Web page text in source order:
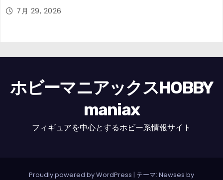
7月 29, 2026
ホビーマニアックスHOBBY
maniax
フィギュアを中心とするホビー系情報サイト
Proudly powered by WordPress | テーマ: Newses by